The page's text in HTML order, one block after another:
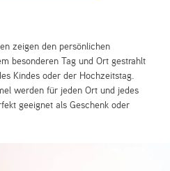
zeigen den persönlichen
besonderen Tag und Ort gestrahlt
Kindes oder der Hochzeitstag.
werden für jeden Ort und jedes
geeignet als Geschenk oder